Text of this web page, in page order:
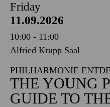
Friday
11.09.2026
10:00 - 11:00
Alfried Krupp Saal
PHILHARMONIE
THE YOUNG
GUIDE TO